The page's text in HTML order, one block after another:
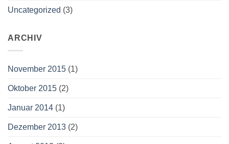
Uncategorized (3)
ARCHIV
November 2015 (1)
Oktober 2015 (2)
Januar 2014 (1)
Dezember 2013 (2)